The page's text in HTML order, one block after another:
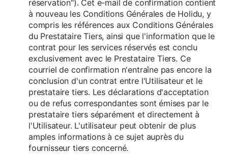
réservation"). Cet e-mail de confirmation contient
à nouveau les Conditions Générales de Holidu, y
compris les références aux Conditions Générales
du Prestataire Tiers, ainsi que l'information que le
contrat pour les services réservés est conclu
exclusivement avec le Prestataire Tiers. Ce
courriel de confirmation n'entraîne pas encore la
conclusion d'un contrat entre l'Utilisateur et le
prestataire tiers. Les déclarations d'acceptation
ou de refus correspondantes sont émises par le
prestataire tiers séparément et directement à
l'Utilisateur. L'utilisateur peut obtenir de plus
amples informations à ce sujet auprès du
fournisseur tiers concerné.